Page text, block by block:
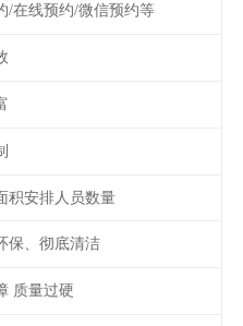
/在线预约/微信预约等
积安排人员数量
保、彻底清洁
质量过硬